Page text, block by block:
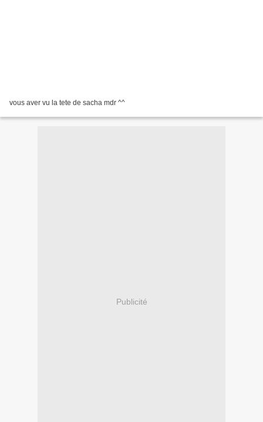
vous aver vu la tete de sacha mdr ^^
Publicité